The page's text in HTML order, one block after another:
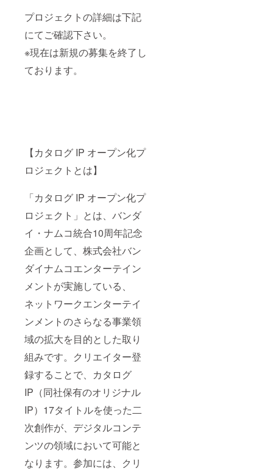
プロジェクトの詳細は下記
にてご確認下さい。
※現在は新規の募集を終了し
ております。
【カタログ IP オープン化プ
ロジェクトとは】
「カタログ IP オープン化プ
ロジェクト」とは、バンダ
イ・ナムコ統合10周年記念
企画として、株式会社バン
ダイナムコエンターテイン
メントが実施している、
ネットワークエンターテイ
ンメントのさらなる事業領
域の拡大を目的とした取り
組みです。クリエイター登
録することで、カタログ
IP（同社保有のオリジナル
IP）17タイトルを使った二
次創作が、デジタルコンテ
ンツの領域において可能と
なります。参加には、クリ